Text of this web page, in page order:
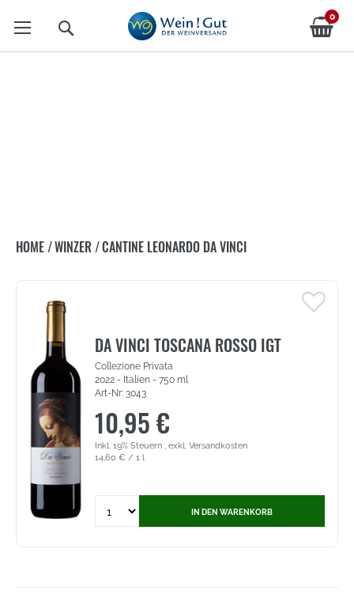
0
HOME/WINZER/CANTINE LEONARDO DA VINCI
DA VINCI TOSCANA ROSSO IGT
Collezione Privata
2022 - Italien - 750 ml
Art-Nr: 3043
10,95 €
Inkl. 19% Steuern , exkl. Versandkosten
14,60 € / 1 l
for
Vinci
IN DEN WARENKORB